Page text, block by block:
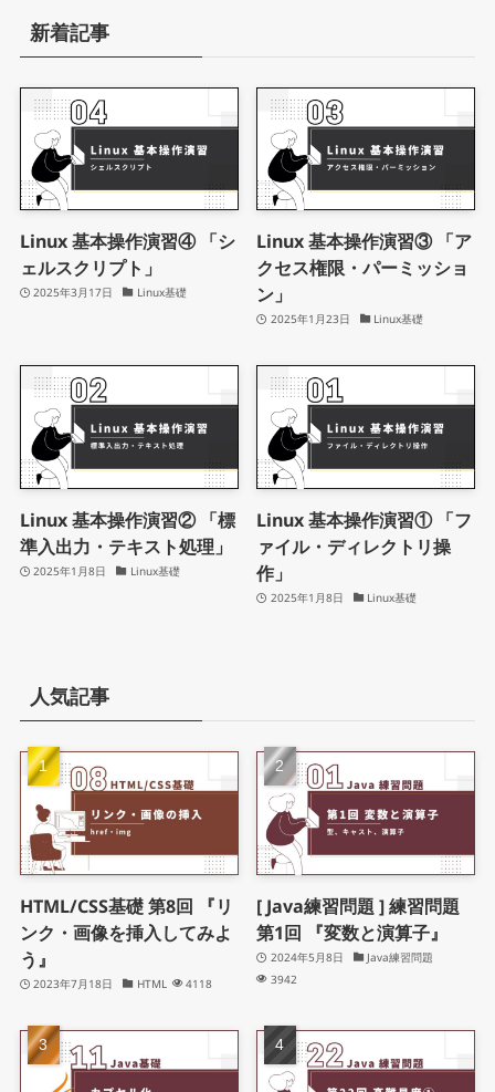
新着記事
Linux 基本操作演習④ 「シ
ェルスクリプト」
2025年3月17日 Linux基礎
Linux 基本操作演習③ 「ア
クセス権限・パーミッショ
ン」
2025年1月23日 Linux基礎
Linux 基本操作演習② 「標
準入出力・テキスト処理」
2025年1月8日 Linux基礎
Linux 基本操作演習① 「フ
ァイル・ディレクトリ操
作」
2025年1月8日 Linux基礎
人気記事
HTML/CSS基礎 第8回 『リ
ンク・画像を挿入してみよ
う』
2023年7月18日 HTML 4118
[ Java練習問題 ] 練習問題
第1回 『変数と演算子』
2024年5月8日
Java練習問題
3942